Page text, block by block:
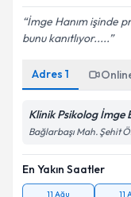
İmge Hanım işinde
bunu kanıtlıyor.....
Adres 1
Klinik Psikolog İmge
Bağlarbaşı Mah. Şehit
En Yakın Saatler